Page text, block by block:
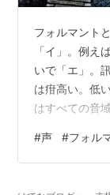
フォルマント
「イ」。例え
いで「エ」。
は疳高い。低
はすべての音
倍音が豊富に
が「イ」とい
#声 #フォル